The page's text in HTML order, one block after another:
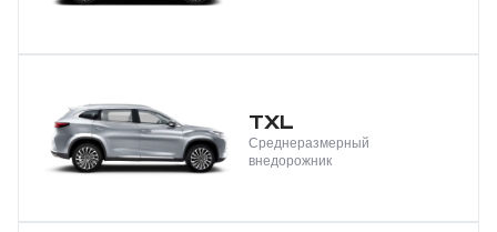
TXL
Среднеразмерный
внедорожник